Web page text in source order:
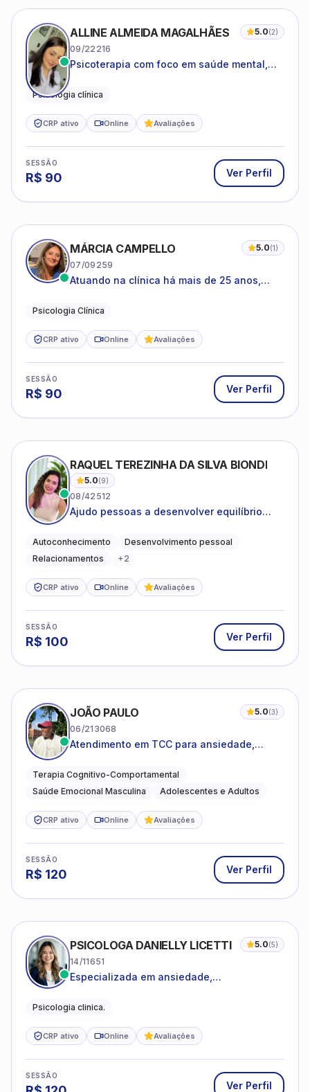
ALLINE ALMEIDA MAGALHÃES 5.0(2)
09/22216
Psicoterapia com foco em saúde mental,
adolescentes e adultos.
Psicologia clínica
CRP ativo Online Avaliações
SESSÃO
R$ 90 Ver Perfil
MÁRCIA CAMPELLO 5.0(1)
07/09259
Atuando na clínica há mais de 25 anos,
estruturas, com experiência em
Psicologia Clínica
CRP ativo Online Avaliações
SESSÃO
R$ 90 Ver Perfil
RAQUEL TEREZINHA DA SILVA BIONDI
5.0(9)
08/42512
Ajudo pessoas a desenvolver equilíbrio
Autoconhecimento
Desenvolvimento pessoal
Relacionamentos
+2
CRP ativo Online Avaliações
SESSÃO
R$ 100 Ver Perfil
JOÃO PAULO 5.0(3)
06/213068
Atendimento em TCC para ansiedade,
emocional
Terapia Cognitivo-Comportamental
Saúde Emocional Masculina
Adolescentes e Adultos
CRP ativo Online Avaliações
SESSÃO
R$ 120 Ver Perfil
PSICOLOGA DANIELLY LICETTI 5.0(5)
14/11651
Especializada em ansiedade,
Psicologia clinica.
CRP ativo Online Avaliações
SESSÃO
Ver Perfil